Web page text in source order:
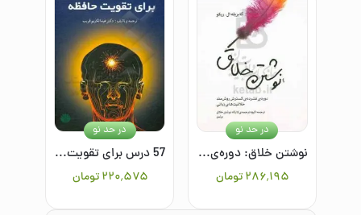
نوشتن خلاق: دوره‌ی فشرده‌ی گسترش روش‌مند خلاقیت‌های زبانی
۲۸۶٬۱۹۵ تومان
در حد نو
57 درس برای تقویت حافظه
۲۲۰٬۵۷۵ تومان
در حد نو